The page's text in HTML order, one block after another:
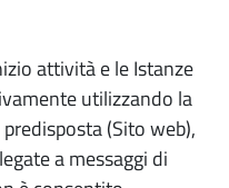
attività e le Istanze
utilizzando la
(Sito web),
a messaggi di